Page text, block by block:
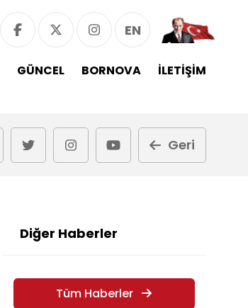
EN
GÜNCEL BORNOVA İLETİŞİM
Geri
Diğer Haberler
Tüm Haberler